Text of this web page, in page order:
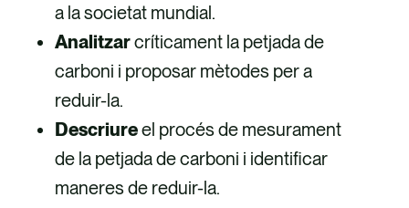
a la societat mundial.​
Analitzarcríticament la petjada de
carboni i proposar mètodes per a
reduir-la.​
Descriureel procés de mesurament
de la petjada de carboni i identificar
maneres de reduir-la.